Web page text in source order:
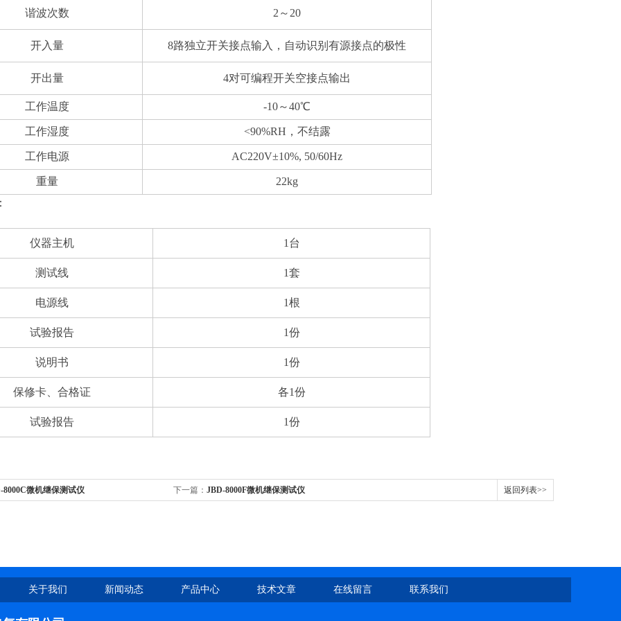
谐波次数 2～20
开入量 8路独立开关接点输入，自动识别有源接点的极性
开出量 4对可编程开关空接点输出
工作温度 -10～40℃
工作湿度 <90%RH，不结露
工作电源 AC220V±10%, 50/60Hz
重量
22kg
仪器主机 1台
测试线 1套
电源线 1根
试验报告 1份
说明书 1份
保修卡、合格证 各1份
试验报告 1份
8000C微机继保测试仪 下一篇： JBD-8000F微机继保测试仪 返回列表>>
关于我们 新闻动态 产品中心 技术文章 在线留言 联系我们